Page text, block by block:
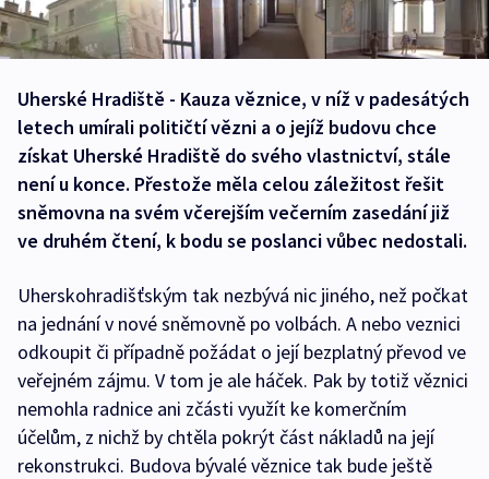
Uherské Hradiště - Kauza věznice, v níž v padesátých
letech umírali političtí vězni a o jejíž budovu chce
získat Uherské Hradiště do svého vlastnictví, stále
není u konce. Přestože měla celou záležitost řešit
sněmovna na svém včerejším večerním zasedání již
ve druhém čtení, k bodu se poslanci vůbec nedostali.
Uherskohradišťským tak nezbývá nic jiného, než počkat
na jednání v nové sněmovně po volbách. A nebo veznici
odkoupit či případně požádat o její bezplatný převod ve
veřejném zájmu. V tom je ale háček. Pak by totiž věznici
nemohla radnice ani zčásti využít ke komerčním
účelům, z nichž by chtěla pokrýt část nákladů na její
rekonstrukci. Budova bývalé věznice tak bude ještě